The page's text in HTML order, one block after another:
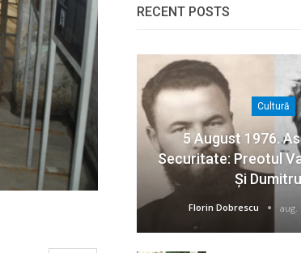
RECENT POSTS
Cultură
5 August 1976.
Securitate: Preotul
Și
Florin Dobrescu aug.